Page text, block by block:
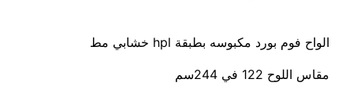
الواح فوم بورد مكبوسه بطبقة hpl خشابي مط
مقاس اللوح 122 في 244سم